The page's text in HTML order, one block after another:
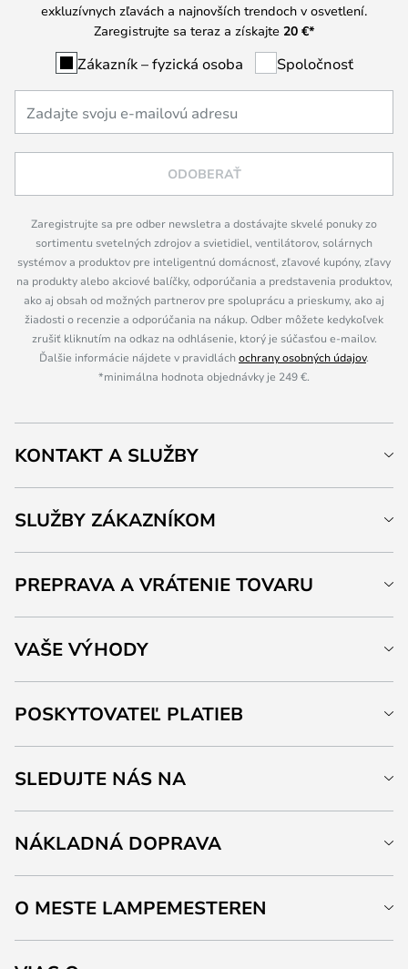
exkluzívnych zľavách a najnovších trendoch v osvetlení.
Zaregistrujte sa teraz a získajte 20 €*
Zákazník – fyzická osoba Spoločnosť
ODOBERAŤ
Zaregistrujte sa pre odber newsletra a dostávajte skvelé ponuky zo
sortimentu svetelných zdrojov a svietidiel, ventilátorov, solárnych
systémov a produktov pre inteligentnú domácnosť, zľavové kupóny, zľavy
na produkty alebo akciové balíčky, odporúčania a predstavenia produktov,
ako aj obsah od možných partnerov pre spoluprácu a prieskumy, ako aj
žiadosti o recenzie a odporúčania na nákup. Odber môžete kedykoľvek
zrušiť kliknutím na odkaz na odhlásenie, ktorý je súčasťou e-mailov.
Ďalšie informácie nájdete v pravidláchochrany osobných údajov.
*minimálna hodnota objednávky je 249 €.
KONTAKT A SLUŽBY
SLUŽBY ZÁKAZNÍKOM
PREPRAVA A VRÁTENIE TOVARU
VAŠE VÝHODY
POSKYTOVATEĽ PLATIEB
SLEDUJTE NÁS NA
NÁKLADNÁ DOPRAVA
O MESTE LAMPEMESTEREN